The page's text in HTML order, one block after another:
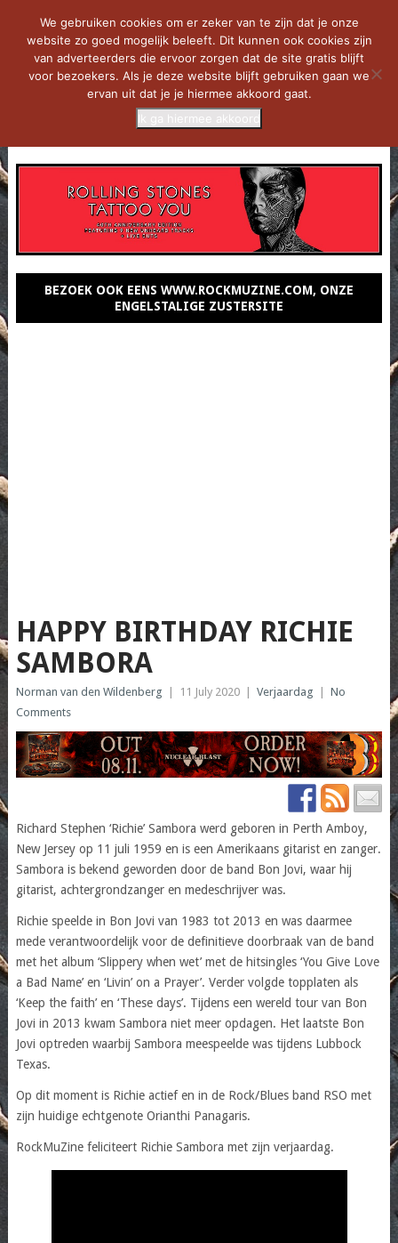
BEZOEK OOK EENS WWW.ROCKMUZINE.COM, ONZE
ENGELSTALIGE ZUSTERSITE
HAPPY BIRTHDAY RICHIE
SAMBORA
Norman van den Wildenberg 11 July 2020 Verjaardag
No
Comments
Richard Stephen ‘Richie’ Sambora werd geboren in Perth Amboy,
New Jersey op 11 juli 1959 en is een Amerikaans gitarist en zanger.
Sambora is bekend geworden door de band Bon Jovi, waar hij
gitarist, achtergrondzanger en medeschrijver was.
Richie speelde in Bon Jovi van 1983 tot 2013 en was daarmee
mede verantwoordelijk voor de definitieve doorbraak van de band
met het album ‘Slippery when wet’ met de hitsingles ‘You Give Love
a Bad Name’ en ‘Livin’ on a Prayer’. Verder volgde topplaten als
‘Keep the faith’ en ‘These days’. Tijdens een wereld tour van Bon
Jovi in 2013 kwam Sambora niet meer opdagen. Het laatste Bon
Jovi optreden waarbij Sambora meespeelde was tijdens Lubbock
Texas.
Op dit moment is Richie actief en in de Rock/Blues band RSO met
zijn huidige echtgenote Orianthi Panagaris.
RockMuZine feliciteert Richie Sambora met zijn verjaardag.
We gebruiken cookies om er zeker van te zijn dat je onze
website zo goed mogelijk beleeft. Dit kunnen ook cookies zijn
van adverteerders die ervoor zorgen dat de site gratis blijft
voor bezoekers. Als je deze website blijft gebruiken gaan we
ervan uit dat je je hiermee akkoord gaat.
Ik ga hiermee akkoord